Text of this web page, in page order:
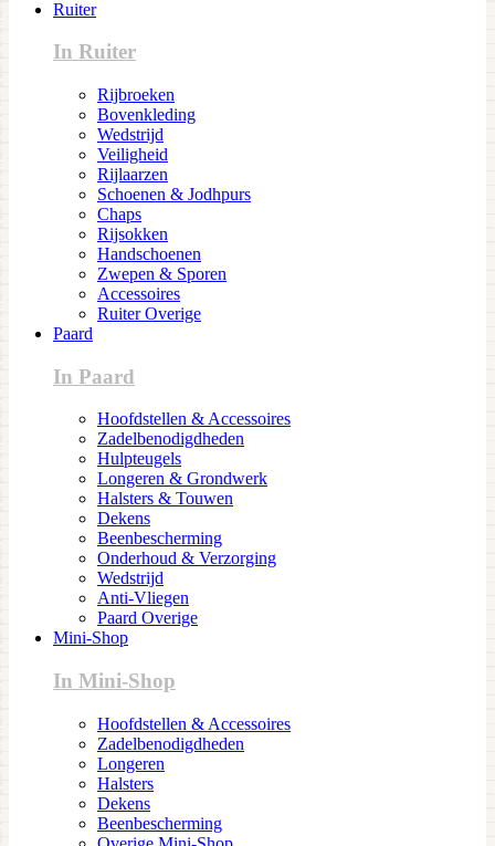
Ruiter
In Ruiter
Rijbroeken
Bovenkleding
Wedstrijd
Veiligheid
Rijlaarzen
Schoenen & Jodhpurs
Chaps
Rijsokken
Handschoenen
Zwepen & Sporen
Accessoires
Ruiter Overige
Paard
In Paard
Hoofdstellen & Accessoires
Zadelbenodigdheden
Hulpteugels
Longeren & Grondwerk
Halsters & Touwen
Dekens
Beenbescherming
Onderhoud & Verzorging
Wedstrijd
Anti-Vliegen
Paard Overige
Mini-Shop
In Mini-Shop
Hoofdstellen & Accessoires
Zadelbenodigdheden
Longeren
Halsters
Dekens
Beenbescherming